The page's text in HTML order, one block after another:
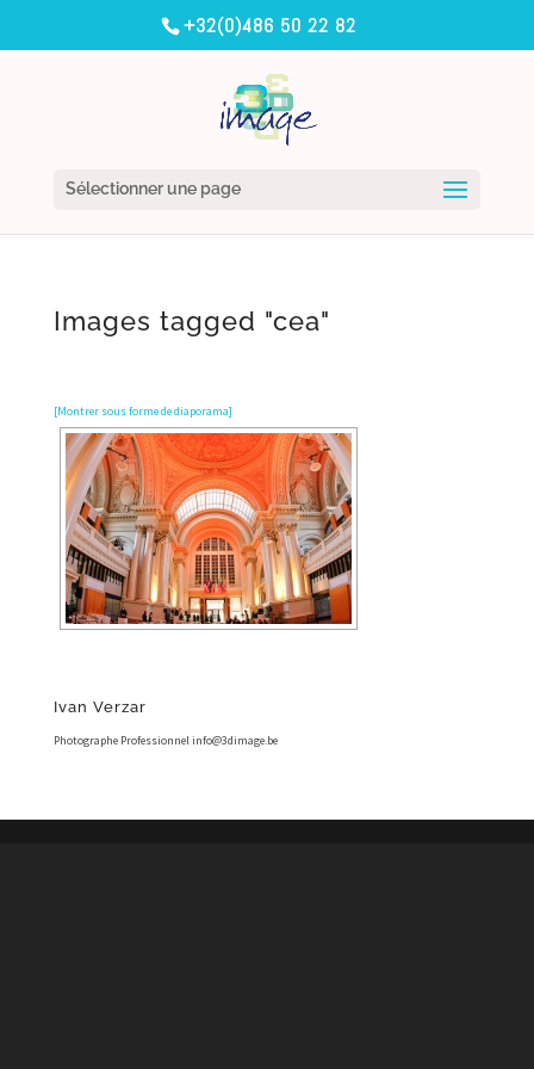
+32(0)486 50 22 82
Sélectionner une page
Images tagged "cea"
[Montrer sous forme de diaporama]
Ivan Verzar
Photographe Professionnel info@3dimage.be